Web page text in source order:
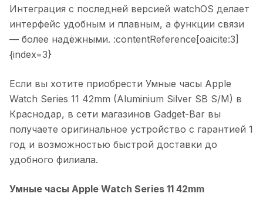
Интеграция с последней версией watchOS делает
интерфейс удобным и плавным, а функции связи
— более надёжными. :contentReference[oaicite:3]
{index=3}
Если вы хотите приобрести Умные часы Apple
Watch Series 11 42mm (Aluminium Silver SB S/M) в
Краснодар, в сети магазинов Gadget-Bar вы
получаете оригинальное устройство с гарантией 1
год и возможностью быстрой доставки до
удобного филиала.
Умные часы Apple Watch Series 11 42mm